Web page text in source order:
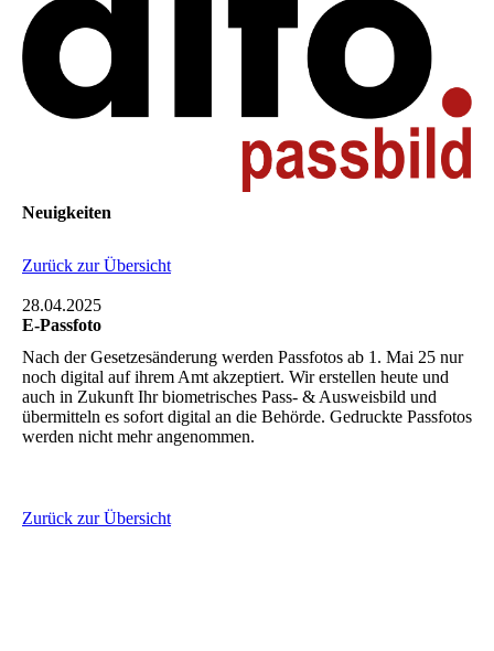
Neuigkeiten
Zurück zur Übersicht
28.04.2025
E-Passfoto
Nach der Gesetzesänderung werden Passfotos ab 1. Mai 25 nur
noch digital auf ihrem Amt akzeptiert. Wir erstellen heute und
auch in Zukunft Ihr biometrisches Pass- & Ausweisbild und
übermitteln es sofort digital an die Behörde. Gedruckte Passfotos
werden nicht mehr angenommen.
Zurück zur Übersicht